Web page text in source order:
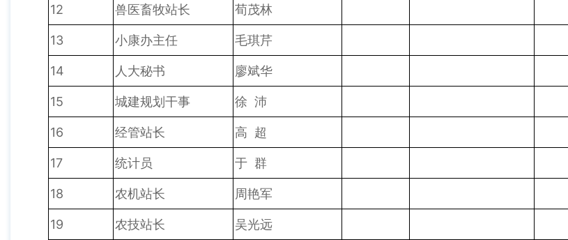
12 兽医畜牧站长 荀茂林
13 小康办主任 毛琪芹
14 人大秘书 廖斌华
15 城建规划干事 徐 沛
16 经管站长 高 超
17 统计员 于 群
18 农机站长 周艳军
19 农技站长 吴光远